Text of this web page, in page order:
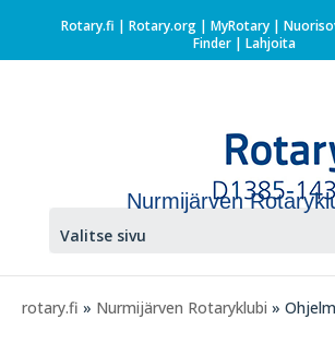
Rotary.fi | Rotary.org| MyRotary |
Finder| Lahjoita
Nurmijärven
Valitse sivu
rotary.fi » Nurmijärven Rotaryklubi »